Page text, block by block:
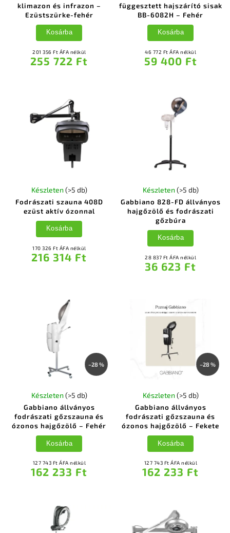
klimazon és infrazon –
Ezüstszürke-fehér
201 356 Ft ÁFA nélkül
255 722 Ft
Kosárba
függesztett hajszárító sisak
BB-6082H – Fehér
46 772 Ft ÁFA nélkül
59 400 Ft
Kosárba
Fodrászati szauna 408D
ezüst aktív ózonnal
Készleten (>5 db)
170 326 Ft ÁFA nélkül
216 314 Ft
Kosárba
Gabbiano 828-FD állványos
hajgőzölő és fodrászati
gőzbúra
Készleten (>5 db)
28 837 Ft ÁFA nélkül
36 623 Ft
Kosárba
–28 %
Gabbiano állványos
fodrászati gőzszauna és
ózonos hajgőzölő – Fehér
Készleten (>5 db)
127 743 Ft ÁFA nélkül
162 233 Ft
Kosárba
–28 %
Gabbiano állványos
fodrászati gőzszauna és
ózonos hajgőzölő – Fekete
Készleten (>5 db)
127 743 Ft ÁFA nélkül
162 233 Ft
Kosárba